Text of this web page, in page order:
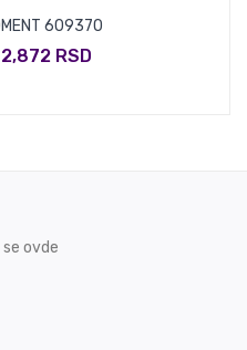
609370
2,872 RSD
ovde